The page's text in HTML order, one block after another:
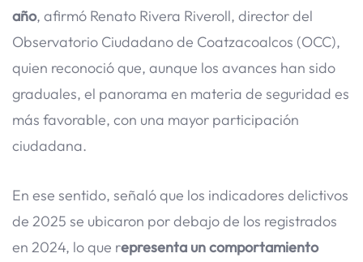
año, afirmó Renato Rivera Riveroll, director del
Observatorio Ciudadano de Coatzacoalcos (OCC),
quien reconoció que, aunque los avances han sido
graduales, el panorama en materia de seguridad es
más favorable, con una mayor participación
ciudadana.
En ese sentido, señaló que los indicadores delictivos
de 2025 se ubicaron por debajo de los registrados
en 2024, lo que representa un comportamiento